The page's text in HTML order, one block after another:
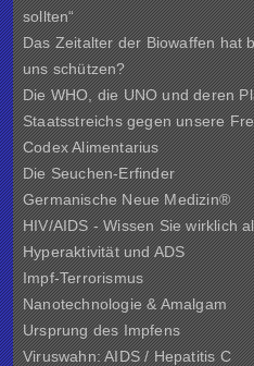
sollten“
Das Zeitalter der Biowaffen hat
uns schützen?
Die WHO, die UNO und deren
Staatsstreichs gegen unsere
Codex Alimentarius
Die Seuchen-Erfinder
Germanische Neue Medizin®
HIV/AIDS - Wissen Sie wirklich
Hyperaktivität und ADS
Impf-Terrorismus
Nanotechnologie & Amalgam
Ursprung des Impfens
Viruswahn: AIDS / Hepatitis C